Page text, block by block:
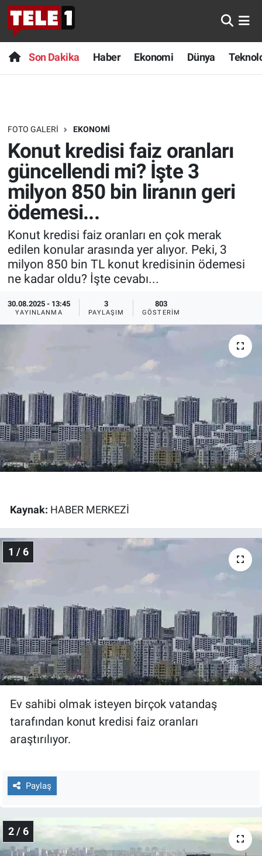
Son Dakika Haber Ekonomi Dünya
FOTO GALERI EKONOMI
Konut kredisi faiz oranları
güncellendi mi? İşte 3
milyon 850 bin liranın geri
ödemesi...
Konut kredisi faiz oranları en çok merak
edilen konular arasında yer alıyor. Peki, 3
milyon 850 bin TL konut kredisinin ödemesi
ne kadar oldu? İşte cevabı...
30.08.2025 - 13:45
YAYINLANMA
3
PAYLAŞIM
803
GÖSTERIM
Kaynak: HABER MERKEZİ
1 / 6
Ev sahibi olmak isteyen birçok vatandaş
tarafından konut kredisi faiz oranları
araştırılıyor.
Paylaş
2 / 6
Anında Manşet
Başka Sohbetler
Bilim turu
Bilim ve Teknoloji Evreni
Doğa Konuşuyor
Dünya
Ege Saati
Ege'den Esintiler
Eğitim
Ekonomi
Forum
Gerçeğin İzinde
Gün Başlıyor
Günün görüntüsü
Haber
İlan
Kimdir
Koronavirüs
Nedir
Popüler
Programlar
Son Dakika
Haber
Dünya
Teknoloji
Sağlık
Spor
Yayın Akışı
İletişim
Nöbetçi Eczaneler
Hava Durumu
Trafik Durumu
Süper Lig Puan Durumu ve Fikstür
Tüm Manşetler
Son Dakika Haberleri
Haber Arşivi